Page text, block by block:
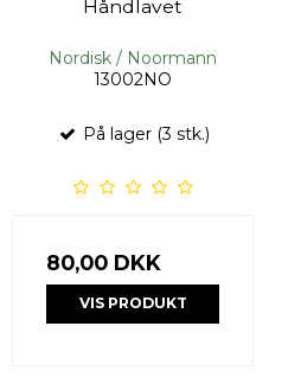
Håndlavet
Nordisk / Noormann
13002NO
På lager (3 stk.)
80,00 DKK
VIS PRODUKT